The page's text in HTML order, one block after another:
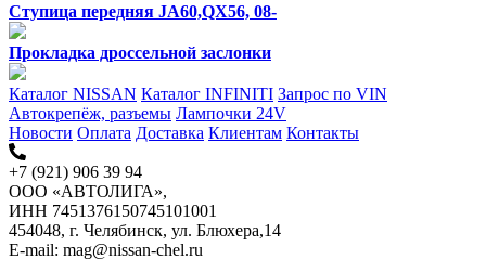
Ступица передняя JA60,QX56, 08-
Прокладка дроссельной заслонки
Каталог NISSAN Каталог INFINITI Запрос по VIN
Автокрепёж, разъемы Лампочки 24V
Новости Оплата Доставка Клиентам Контакты
+7 (921) 906 39 94
ООО «АВТОЛИГА»,
ИНН 7451376150745101001
454048, г. Челябинск, ул. Блюхера,14
E-mail: mag@nissan-chel.ru